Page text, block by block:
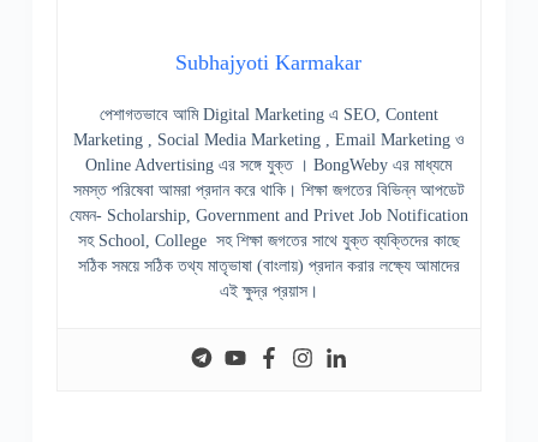
Subhajyoti Karmakar
পেশাগতভাবে আমি Digital Marketing এ SEO, Content
Marketing , Social Media Marketing , Email Marketing ও
Online Advertising এর সঙ্গে যুক্ত । BongWeby এর মাধ্যমে
সমস্ত পরিষেবা আমরা প্রদান করে থাকি। শিক্ষা জগতের বিভিন্ন আপডেট
যেমন- Scholarship, Government and Privet Job Notification
সহ School, College সহ শিক্ষা জগতের সাথে যুক্ত ব্যক্তিদের কাছে
সঠিক সময়ে সঠিক তথ্য মাতৃভাষা (বাংলায়) প্রদান করার লক্ষ্যে আমাদের
এই ক্ষুদ্র প্রয়াস।